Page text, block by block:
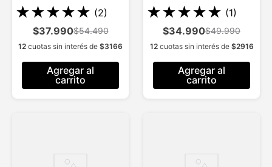
con Cobre
★★★★★ (2)
$37.990$54.490
12 cuotas sin interés de $3166
Agregar al
carrito
★★★★★ (1)
$34.990$49.990
12cuotas sin interés de $2916
Agregar al
carrito